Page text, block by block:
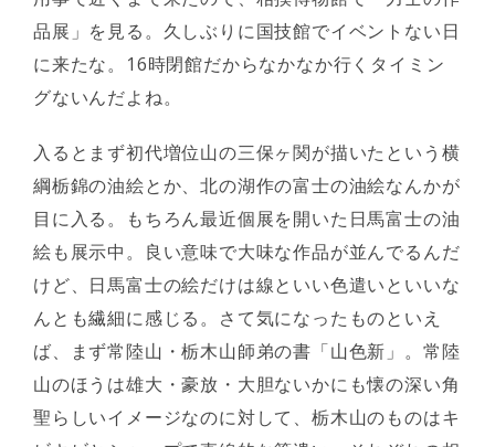
品展」を見る。久しぶりに国技館でイベントない日
に来たな。16時閉館だからなかなか行くタイミン
グないんだよね。
入るとまず初代増位山の三保ヶ関が描いたという横
綱栃錦の油絵とか、北の湖作の富士の油絵なんかが
目に入る。もちろん最近個展を開いた日馬富士の油
絵も展示中。良い意味で大味な作品が並んでるんだ
けど、日馬富士の絵だけは線といい色遣いといいな
んとも繊細に感じる。さて気になったものといえ
ば、まず常陸山・栃木山師弟の書「山色新」。常陸
山のほうは雄大・豪放・大胆ないかにも懐の深い角
聖らしいイメージなのに対して、栃木山のものはキ